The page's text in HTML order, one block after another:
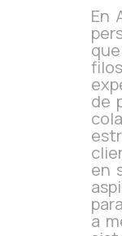
En
de
en
a